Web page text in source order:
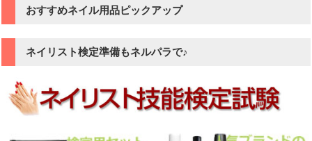
おすすめネイル用品ピックアップ
ネイリスト検定準備もネルパラで♪